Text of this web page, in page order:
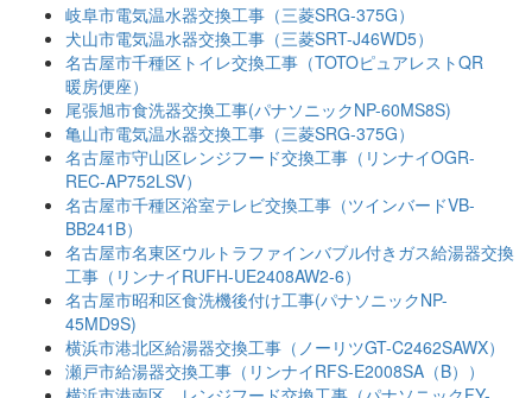
岐阜市電気温水器交換工事（三菱SRG-375G）
犬山市電気温水器交換工事（三菱SRT-J46WD5）
名古屋市千種区トイレ交換工事（TOTOピュアレストQR
暖房便座）
尾張旭市食洗器交換工事(パナソニックNP-60MS8S)
亀山市電気温水器交換工事（三菱SRG-375G）
名古屋市守山区レンジフード交換工事（リンナイOGR-
REC-AP752LSV）
名古屋市千種区浴室テレビ交換工事（ツインバードVB-
BB241B）
名古屋市名東区ウルトラファインバブル付きガス給湯器交換
工事（リンナイRUFH-UE2408AW2-6）
名古屋市昭和区食洗機後付け工事(パナソニックNP-
45MD9S)
横浜市港北区給湯器交換工事（ノーリツGT-C2462SAWX）
瀬戸市給湯器交換工事（リンナイRFS-E2008SA（B））